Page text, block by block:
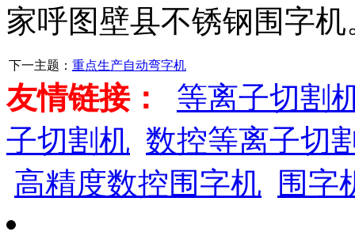
家呼图壁县不锈钢围字机
下一主题： 重点生产自动弯字机
友情链接：
等离子切割
子切割机 数控等离子切
高精度数控围字机
围字